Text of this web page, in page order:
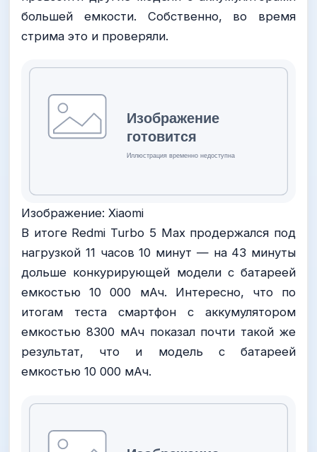
большей емкости. Собственно, во время
стрима это и проверяли.
Изображение: Xiaomi
В итоге Redmi Turbo 5 Max продержался под
нагрузкой 11 часов 10 минут — на 43 минуты
дольше конкурирующей модели с батареей
емкостью 10 000 мАч. Интересно, что по
итогам теста смартфон с аккумулятором
емкостью 8300 мАч показал почти такой же
результат, что и модель с батареей
емкостью 10 000 мАч.